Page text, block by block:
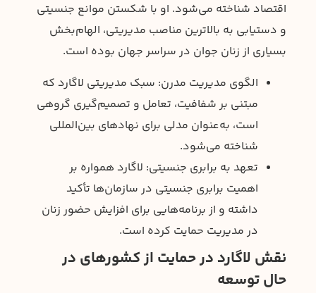
اقتصاد شناخته می‌شود. او با شکستن موانع جنسیتی
و دستیابی به بالاترین مناصب مدیریتی، الهام‌بخش
بسیاری از زنان جوان در سراسر جهان بوده است.
الگوی مدیریت مدرن: سبک مدیریتی لاگارد که
مبتنی بر شفافیت، تعامل و تصمیم‌گیری گروهی
است، به‌عنوان مدلی برای نهادهای بین‌المللی
شناخته می‌شود.
تعهد به برابری جنسیتی: لاگارد همواره بر
اهمیت برابری جنسیتی در سازمان‌ها تأکید
داشته و از برنامه‌هایی برای افزایش حضور زنان
در مدیریت حمایت کرده است.
نقش لاگارد در حمایت از کشورهای در
حال توسعه